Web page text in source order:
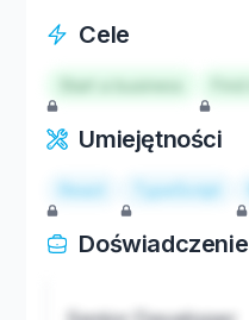
Cele
Start a business
Umiejętności
React TypeScript
Doświadczenie